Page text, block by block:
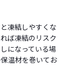
凍結しやすくな
ば凍結のリスク
になっている場
温材を巻いてお